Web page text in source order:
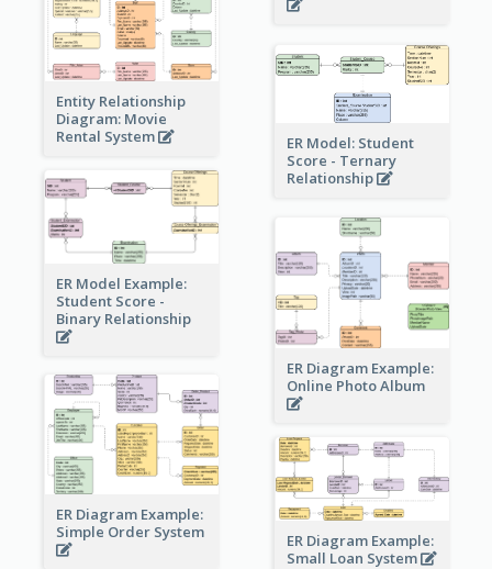
Entity Relationship
Diagram: Movie
Rental System
ER Model: Student
Score - Ternary
Relationship
ER Model Example:
Student Score -
Binary Relationship
ER Diagram Example:
Online Photo Album
ER Diagram Example:
Simple Order System
ER Diagram Example:
Small Loan System